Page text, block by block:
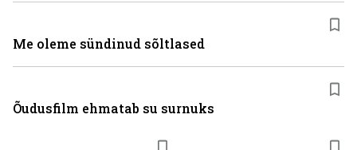
Me oleme sündinud sõltlased
Õudusfilm ehmatab su surnuks